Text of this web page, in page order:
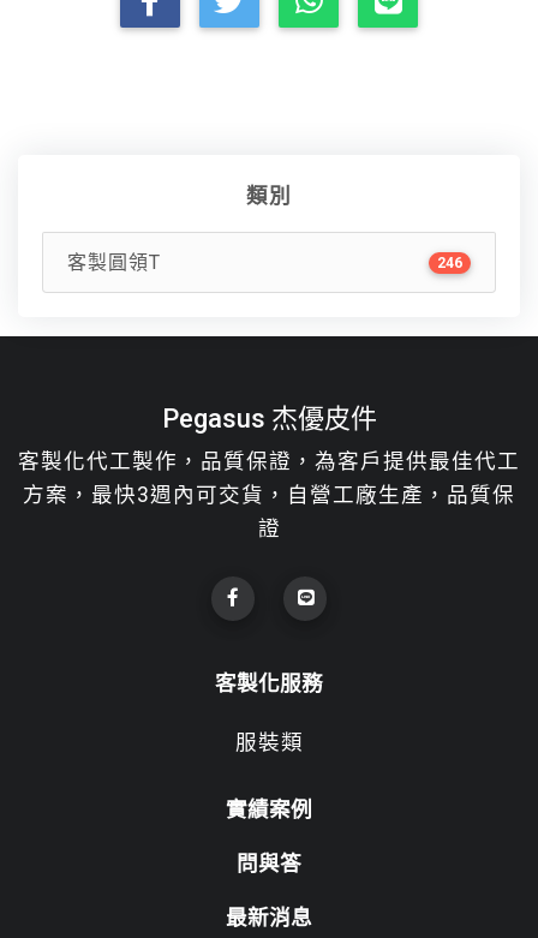
類別
客製圓領T 246
Pegasus 杰優皮件
客製化代工製作，品質保證，為客戶提供最佳代工
方案，最快3週內可交貨，自營工廠生產，品質保
證
客製化服務
服裝類
實績案例
問與答
最新消息